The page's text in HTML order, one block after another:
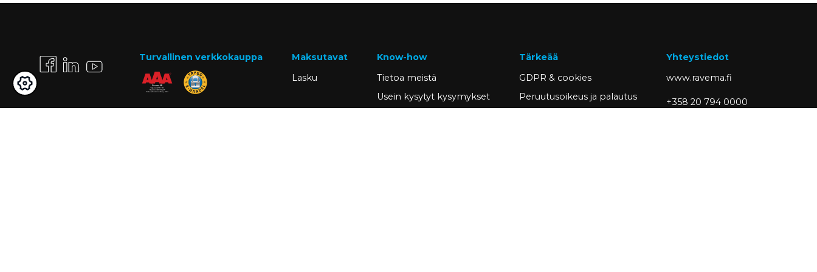
Turvallinen verkkokauppa
Maksutavat
Lasku
Know-how
Tietoa meistä
Usein kysytyt kysymykset
Tärkeää
GDPR & cookies
Peruutusoikeus ja palautus
Yhteystiedot
www.ravema.fi
+358 20 794 0000